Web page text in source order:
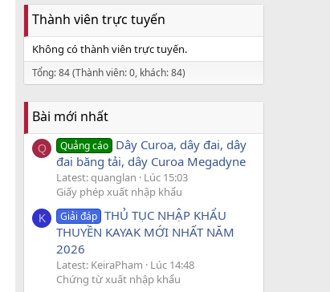
Thành viên trực tuyến
Không có thành viên trực tuyến.
Tổng: 84 (Thành viên: 0, khách: 84)
Bài mới nhất
Q Quảng cáo Dây Curoa, dây đai, dây
đai băng tải, dây Curoa Megadyne
Latest: quanglan
Lúc 15:03
Giấy phép xuất nhập khẩu
K Giải đáp THỦ TỤC NHẬP KHẨU
THUYỀN KAYAK MỚI NHẤT NĂM
2026
Latest: KeiraPham
Lúc 14:48
Chứng từ xuất nhập khẩu